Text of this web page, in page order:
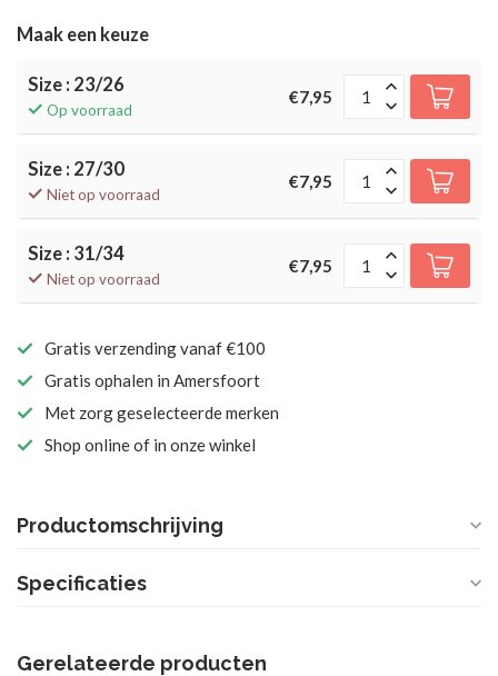
Maak een keuze
Size : 23/26
Op voorraad
€7,95
Size : 27/30
Niet op voorraad
€7,95
Size : 31/34
Niet op voorraad
€7,95
Gratis verzending vanaf €100
Gratis ophalen in Amersfoort
Met zorg geselecteerde merken
Shop online of in onze winkel
Productomschrijving
Specificaties
Gerelateerde producten